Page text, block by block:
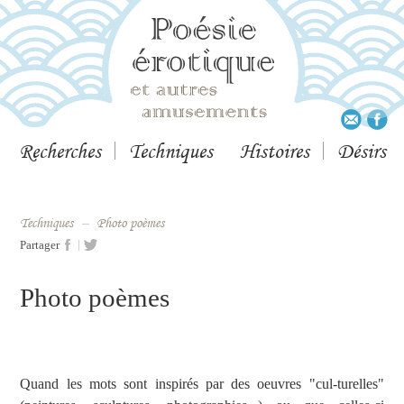
Recherches Techniques Histoires Désirs
techniques – Photo poèmes
Partager
Photo poèmes
Quand les mots sont inspirés par des oeuvres "cul-turelles"